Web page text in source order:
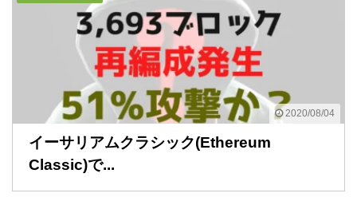
2020/08/04
イーサリアムクラシック(Ethereum
Classic)で...